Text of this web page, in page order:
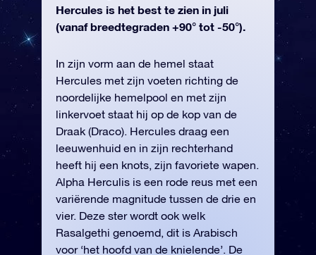
Hercules is het best te zien in juli
(vanaf breedtegraden +90° tot -50°).
In zijn vorm aan de hemel staat
Hercules met zijn voeten richting de
noordelijke hemelpool en met zijn
linkervoet staat hij op de kop van de
Draak (Draco). Hercules draag een
leeuwenhuid en in zijn rechterhand
heeft hij een knots, zijn favoriete wapen.
Alpha Herculis is een rode reus met een
variërende magnitude tussen de drie en
vier. Deze ster wordt ook welk
Rasalgethi genoemd, dit is Arabisch
voor ‘het hoofd van de knielende’. De